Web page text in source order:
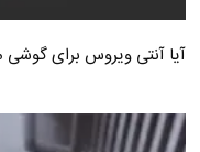
آیا آنتی ویروس برای گوشی